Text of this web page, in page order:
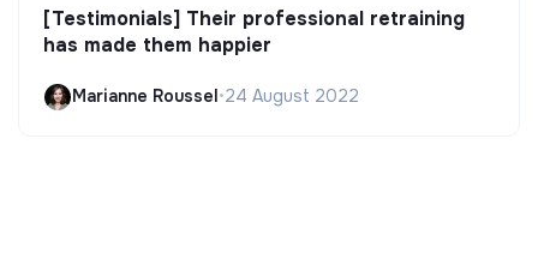
[Testimonials] Their professional retraining
has made them happier
Marianne Roussel•24 August 2022